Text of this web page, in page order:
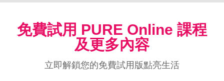
免費試用 PURE Online 課程
及更多內容
立即解鎖您的免費試用版點亮生活